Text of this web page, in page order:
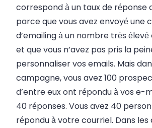
correspond à un taux de réponse
parce que vous avez envoyé une
d’emailing à un nombre très
et que vous n’avez pas pris la
personnaliser vos emails. Mais
campagne, vous avez 100
d’entre eux ont répondu à vos e-
40 réponses. Vous avez 40
répondu à votre courriel. Dans les